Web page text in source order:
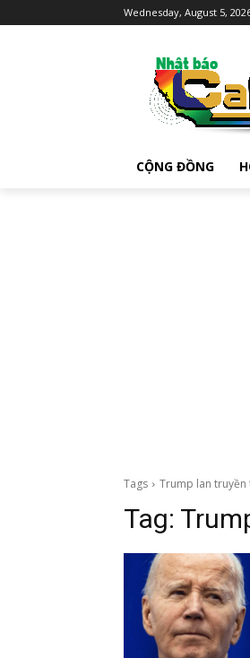
Wednesday, August 5,
CỘNG ĐỒNG
Tags Trump lan
Tag: